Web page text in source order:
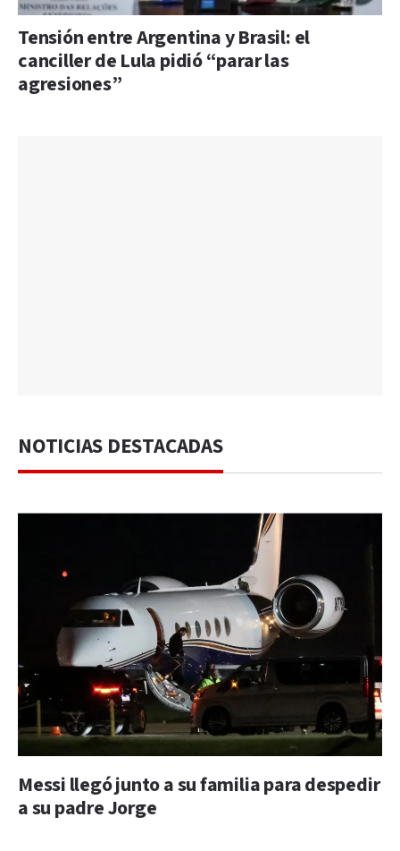
Tensión entre Argentina y Brasil: el
canciller de Lula pidió “parar las
agresiones”
NOTICIAS DESTACADAS
Messi llegó junto a su familia para despedir
a su padre Jorge